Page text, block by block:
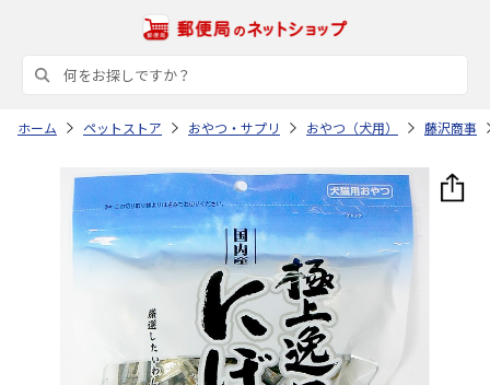
ホーム ペットストア おやつ・サプリ おやつ（犬用） 藤沢商事